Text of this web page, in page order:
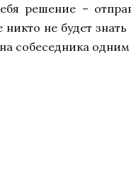
решение –
не будет
собеседника